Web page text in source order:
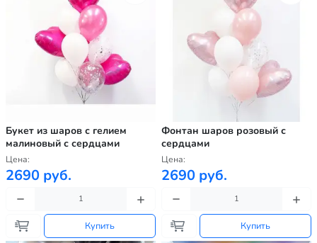
Букет из шаров с гелием
малиновый с сердцами
Цена:
2690 руб.
Купить
Фонтан шаров розовый с
сердцами
Цена:
2690 руб.
Купить